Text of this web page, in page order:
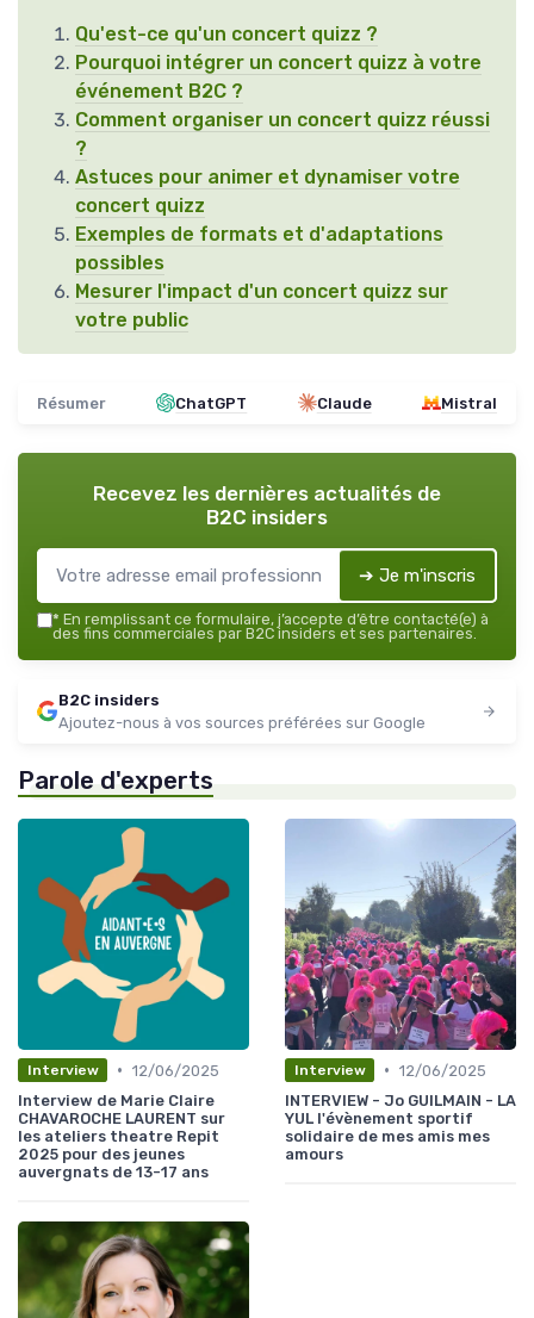
Qu'est-ce qu'un concert quizz ?
Pourquoi intégrer un concert quizz à votre
événement B2C ?
Comment organiser un concert quizz réussi
?
Astuces pour animer et dynamiser votre
concert quizz
Exemples de formats et d'adaptations
possibles
Mesurer l'impact d'un concert quizz sur
votre public
Résumer ChatGPT Claude Mistral
Recevez les dernières actualités de
B2C insiders
➔ Je m'inscris
* En remplissant ce formulaire, j’accepte d’être contacté(e) à
des fins commerciales par B2C insiders et ses partenaires.
B2C insiders
Ajoutez-nous à vos sources préférées sur Google
Parole d'experts
Interview • 12/06/2025
Interview de Marie Claire
CHAVAROCHE LAURENT sur
les ateliers theatre Repit
2025 pour des jeunes
auvergnats de 13-17 ans
Interview • 12/06/2025
INTERVIEW - Jo GUILMAIN - LA
YUL l'évènement sportif
solidaire de mes amis mes
amours